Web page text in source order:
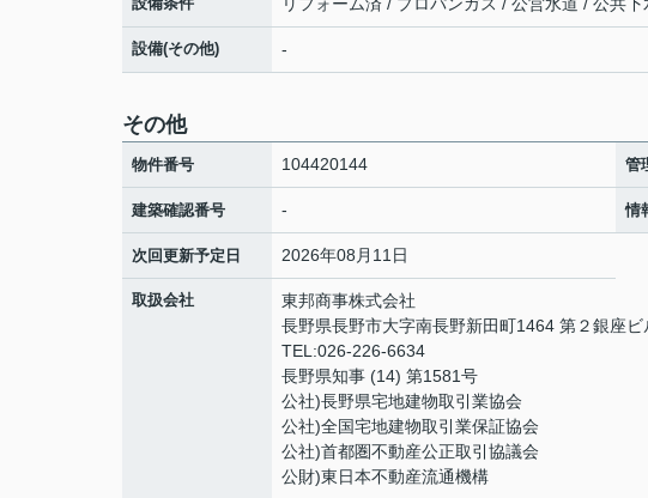
設備(その他) -
その他
物件番号 104420144 管
建築確認番号 - 情
次回更新予定日 2026年08月11日
取扱会社
東邦商事株式会社
長野県長野市大字南長野新田町1464 第２銀座ビ
TEL:026-226-6634
長野県知事 (14) 第1581号
公社)長野県宅地建物取引業協会
公社)全国宅地建物取引業保証協会
公社)首都圏不動産公正取引協議会
公財)東日本不動産流通機構